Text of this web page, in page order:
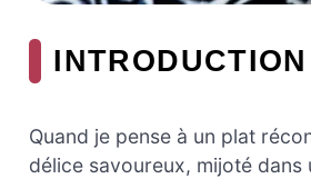
Quand je pense à un plat
délice savoureux, mijoté